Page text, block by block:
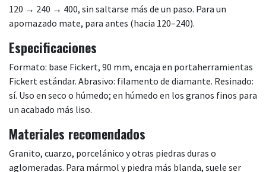
120 → 240 → 400, sin saltarse más de un paso. Para un
apomazado mate, para antes (hacia 120–240).
Especificaciones
Formato: base Fickert, 90 mm, encaja en portaherramientas
Fickert estándar. Abrasivo: filamento de diamante. Resinado:
sí. Uso en seco o húmedo; en húmedo en los granos finos para
un acabado más liso.
Materiales recomendados
Granito, cuarzo, porcelánico y otras piedras duras o
aglomeradas. Para mármol y piedra más blanda, suele ser